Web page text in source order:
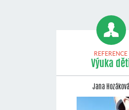
REFERENCE
Výuka dětí
Jana Hozáková